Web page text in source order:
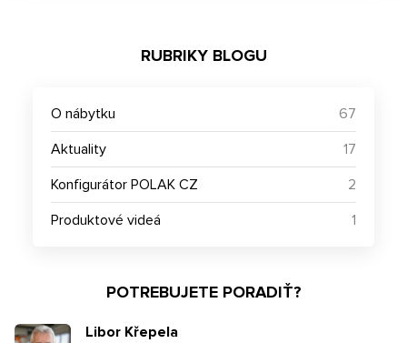
RUBRIKY BLOGU
O nábytku
67
Aktuality
17
Konfigurátor POLAK CZ
2
Produktové videá
1
POTREBUJETE PORADIŤ?
Libor Křepela